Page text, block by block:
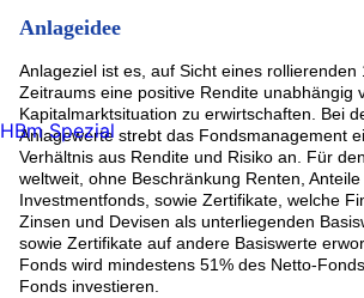
Symrise AG Anleihe v.2020(2027/2027)
SPDR Commodity ETF Reg.Shs Uh. USD
Rest (5.22%)
Anlageidee
Anlageziel ist es, auf Sicht eines rollierenden
Zeitraums eine positive Rendite unabhängig
Kapitalmarktsituation zu erwirtschaften. Bei
Anlagewerte strebt das Fondsmanagement
Verhältnis aus Rendite und Risiko an. Für
weltweit, ohne Beschränkung Renten, Anteile
Investmentfonds, sowie Zertifikate, welche
Zinsen und Devisen als unterliegenden
sowie Zertifikate auf andere Basiswerte
Fonds wird mindestens 51% des Netto-
Fonds investieren.
HBm Spezial